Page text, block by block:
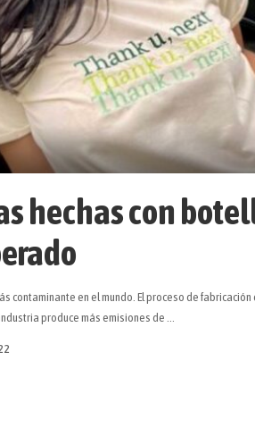
hechas con
contaminante en el mundo. El proceso de
produce más emisiones de ...